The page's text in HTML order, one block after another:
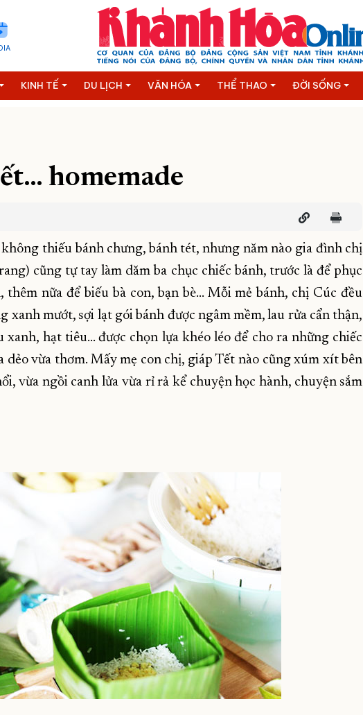
KINH TẾ DU LỊCH VĂN HÓA THỂ THAO ĐỜI SỐNG
homemade
thiếu bánh chưng, bánh tét, nhưng năm nào gia đình chị
cũng tự tay làm dăm ba chục chiếc bánh, trước là để phục
thêm nữa để biếu bà con, bạn bè… Mỗi mẻ bánh, chị Cúc đều
xanh mướt, sợi lạt gói bánh được ngâm mềm, lau rửa cẩn thận,
xanh, hạt tiêu… được chọn lựa khéo léo để cho ra những chiếc
dẻo vừa thơm. Mấy mẹ con chị, giáp Tết nào cũng xúm xít bên
vừa ngồi canh lửa vừa rỉ rả kể chuyện học hành, chuyện sắm